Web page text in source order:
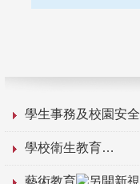
學生事務及校園安全
學校衛生教育